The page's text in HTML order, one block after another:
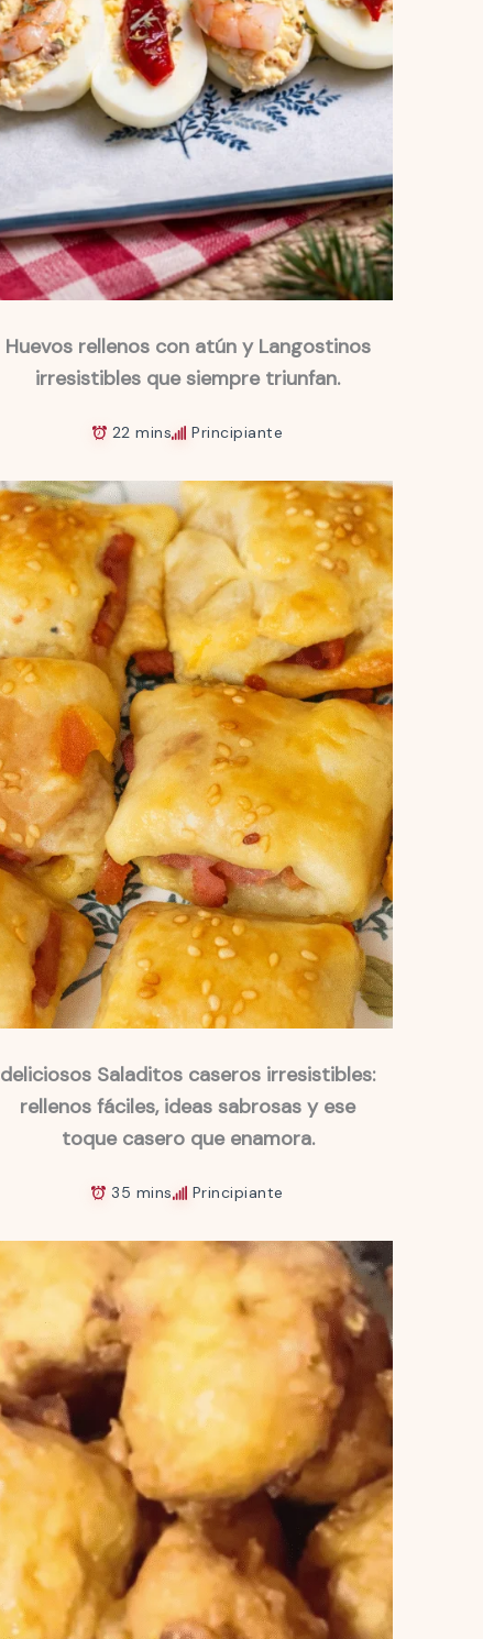
Huevos rellenos con atún y Langostinos
irresistibles que siempre triunfan.
22 mins Principiante
deliciosos Saladitos caseros irresistibles:
rellenos fáciles, ideas sabrosas y ese
toque casero que enamora.
35 mins Principiante